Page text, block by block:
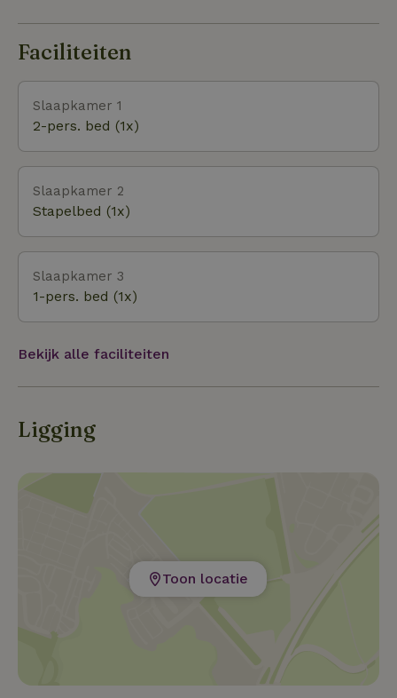
het Nationaal Park Dwingelderveld, het grootste
natte heidegebied van West-Europa. Ontmoet de
en diverse vogelsoorten. Voor de echte
natuurliefhebber is er altijd iets nieuws te ontdekken.
Faciliteiten
Slaapkamer 1
2-pers. bed (1x)
Slaapkamer 2
Stapelbed (1x)
Slaapkamer 3
1-pers. bed (1x)
Bekijk alle faciliteiten
Ligging
Toon locatie